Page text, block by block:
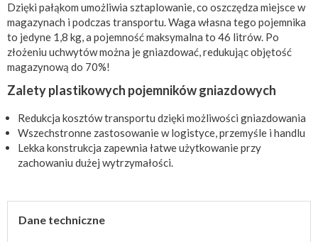
Dzięki pałąkom umożliwia sztaplowanie, co oszczędza miejsce w
magazynach i podczas transportu. Waga własna tego pojemnika
to jedyne 1,8 kg, a pojemność maksymalna to 46 litrów. Po
złożeniu uchwytów można je gniazdować, redukując objętość
magazynową do 70%!
Zalety plastikowych pojemników gniazdowych
Redukcja kosztów transportu dzięki możliwości gniazdowania
Wszechstronne zastosowanie w logistyce, przemyśle i handlu
Lekka konstrukcja zapewnia łatwe użytkowanie przy
zachowaniu dużej wytrzymałości.
Dane techniczne